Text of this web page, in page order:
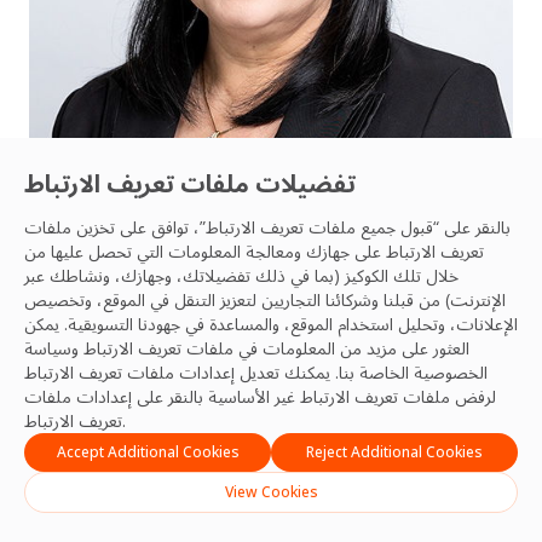
تفضيلات ملفات تعريف الارتباط
بالنقر على “قبول جميع ملفات تعريف الارتباط”، توافق على تخزين ملفات
تعريف الارتباط على جهازك ومعالجة المعلومات التي تحصل عليها من
خلال تلك الكوكيز (بما في ذلك تفضيلاتك، وجهازك، ونشاطك عبر
الإنترنت) من قبلنا وشركائنا التجاريين لتعزيز التنقل في الموقع، وتخصيص
الإعلانات، وتحليل استخدام الموقع، والمساعدة في جهودنا التسويقية. يمكن
العثور على مزيد من المعلومات في ملفات تعريف الارتباط وسياسة
الخصوصية الخاصة بنا. يمكنك تعديل إعدادات ملفات تعريف الارتباط
لرفض ملفات تعريف الارتباط غير الأساسية بالنقر على إعدادات ملفات
تعريف الارتباط.
Accept Additional Cookies
Reject Additional Cookies
View Cookies
ني سوم
المدير العام - كمبوديا
فريق آسيا والمحيط الهادئ